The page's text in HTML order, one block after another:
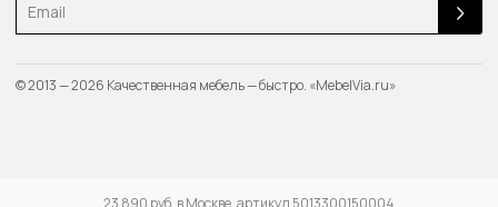
23 890 руб. в Москве, артикул 5013300150004
© 2013 — 2026 Качественная мебель — быстро. «MebelVia.ru»